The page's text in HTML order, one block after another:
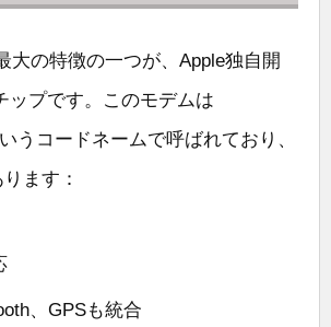
大の特徴の一つが、Apple独自開
ップです。このモデムは
うコードネームで呼ばれており、
ます：
、GPSも統合